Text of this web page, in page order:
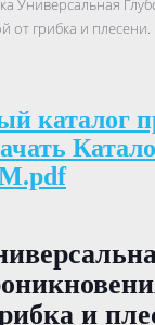
Универсальная
от грибка и плесени.
каталог
и